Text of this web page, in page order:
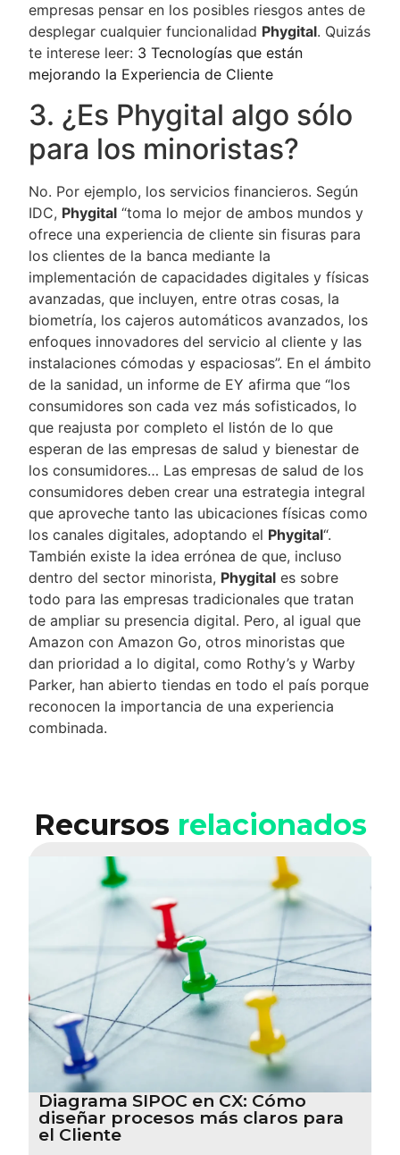
empresas pensar en los posibles riesgos antes de
desplegar cualquier funcionalidad Phygital. Quizás
te interese leer: 3 Tecnologías que están
mejorando la Experiencia de Cliente
3. ¿Es Phygital algo sólo
para los minoristas?
No. Por ejemplo, los servicios financieros. Según
IDC, Phygital “toma lo mejor de ambos mundos y
ofrece una experiencia de cliente sin fisuras para
los clientes de la banca mediante la
implementación de capacidades digitales y físicas
avanzadas, que incluyen, entre otras cosas, la
biometría, los cajeros automáticos avanzados, los
enfoques innovadores del servicio al cliente y las
instalaciones cómodas y espaciosas”. En el ámbito
de la sanidad, un informe de EY afirma que “los
consumidores son cada vez más sofisticados, lo
que reajusta por completo el listón de lo que
esperan de las empresas de salud y bienestar de
los consumidores… Las empresas de salud de los
consumidores deben crear una estrategia integral
que aproveche tanto las ubicaciones físicas como
los canales digitales, adoptando el Phygital“.
También existe la idea errónea de que, incluso
dentro del sector minorista, Phygital es sobre
todo para las empresas tradicionales que tratan
de ampliar su presencia digital. Pero, al igual que
Amazon con Amazon Go, otros minoristas que
dan prioridad a lo digital, como Rothy’s y Warby
Parker, han abierto tiendas en todo el país porque
reconocen la importancia de una experiencia
combinada.
Recursos relacionados
Diagrama SIPOC en CX: Cómo
diseñar procesos más claros para
el Cliente